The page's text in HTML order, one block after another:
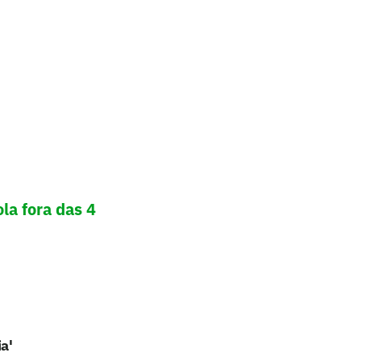
fora das 4